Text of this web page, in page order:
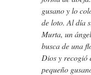
gusano y lo
de loto. Al día
Murta, un
busca de una
Dios y recogió
pequeño